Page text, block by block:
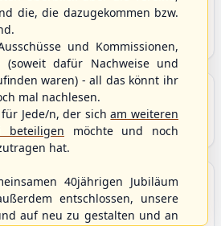
Berichte und Nachrichten aus
und der Welt.
Livestreams
angebotenen Livestreams für
und Baseball5.
Statistiken und Informationen
die, die dazugekommen bzw.
und Kommissionen,
(soweit dafür Nachweise und
waren) - all das könnt ihr
mal nachlesen.
Jede/n, der sicham weiteren
beteiligen möchte und noch
hat.
40jährigen Jubiläum
entschlossen, unsere
auf neu zu gestalten und an